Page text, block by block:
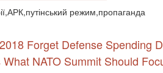
режим,пропаганда
Forget Defense Spending
What NATO Summit Should